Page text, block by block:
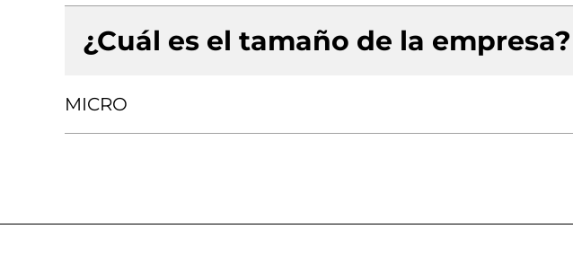
¿Cuál es el tamaño de la empresa?
MICRO